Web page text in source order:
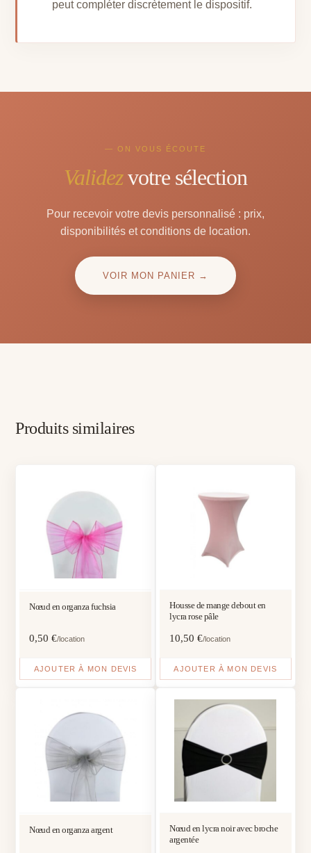
peut compléter discrètement le dispositif.
— ON VOUS ÉCOUTE
Validezvotre sélection
Pour recevoir votre devis personnalisé : prix,
disponibilités et conditions de location.
VOIR MON PANIER →
Produits similaires
Nœud en organza fuchsia
0,50€/location
AJOUTER À MON DEVIS
Housse de mange debout en
lycra rose pâle
10,50 €/location
AJOUTER À MON DEVIS
Nœud en organza argent
Nœud en lycra noir avec broche
argentée